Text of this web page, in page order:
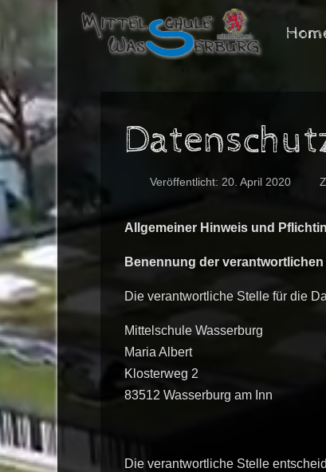
Veröffentlicht: 20. April 2020
Allgemeiner Hinweis und
Benennung der verantwortlichen
Die verantwortliche Stelle für die
Mittelschule Wasserburg
Maria Albert
Klosterweg 2
83512 Wasserburg am Inn
Die verantwortliche Stelle